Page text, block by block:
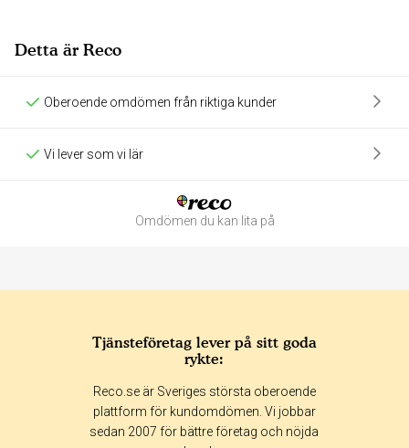
Detta är Reco
Oberoende omdömen från riktiga kunder
Vi lever som vi lär
Omdömen du kan lita på
365 dagar 90 dagar
30 dagar
Tjänsteföretag lever på sitt goda
rykte:
Reco.se är Sveriges största oberoende
plattform för kundomdömen. Vi jobbar
sedan 2007 för bättre företag och nöjda